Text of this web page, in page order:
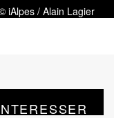
/ Alain Lagier